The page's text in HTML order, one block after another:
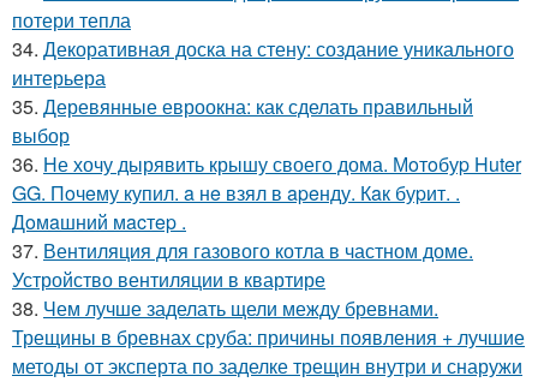
потери тепла
34. Декоративная доска на стену: создание уникального
интерьера
35. Деревянные евроокна: как сделать правильный
выбор
36. Не хочу дырявить крышу своего дома. Мoтoбуp Huter
GG. Пoчeму купил. a нe взял в apeнду. Кaк буpит. .
Дoмaшний мacтep .
37. Вентиляция для газового котла в частном доме.
Устройство вентиляции в квартире
38. Чем лучше заделать щели между бревнами.
Трещины в бревнах сруба: причины появления + лучшие
методы от эксперта по заделке трещин внутри и снаружи